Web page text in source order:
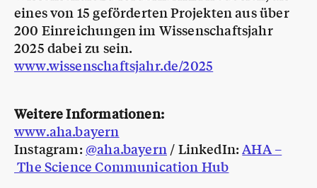
eines von 15 geförderten Projekten aus über
200 Einreichungen im Wissenschaftsjahr
2025 dabei zu sein.
www.wissenschaftsjahr.de/2025
Weitere Informationen:
www.aha.bayern
Instagram: @aha.bayern/ LinkedIn:AHA –
The Science Communication Hub